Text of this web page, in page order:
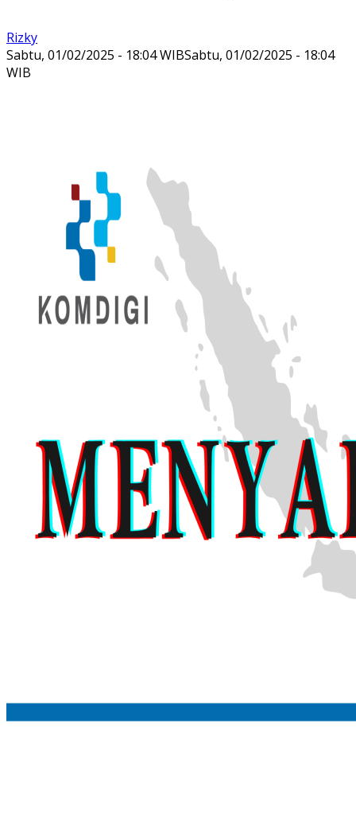
Rizky
Sabtu, 01/02/2025 - 18:04 WIBSabtu, 01/02/2025 - 18:04
WIB